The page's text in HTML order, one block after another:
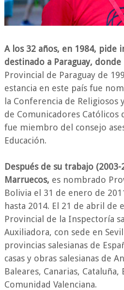
A los 32 años, en 1984, pide
destinado a Paraguay, donde
Provincial de Paraguay de
estancia en este país fue
la Conferencia de Religiosos
de Comunicadores Católicos
fue miembro del consejo
Educación.
Después de su trabajo
Marruecos, es nombrado
Bolivia el 31 de enero de
hasta 2014. El 21 de abril de
Provincial de la Inspectoría
Auxiliadora, con sede en
provincias salesianas de
casas y obras salesianas de
Baleares, Canarias,
Comunidad Valenciana.